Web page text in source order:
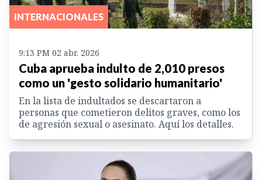
INTERNACIONALES
9:13 PM 02 abr. 2026
Cuba aprueba indulto de 2,010 presos
como un 'gesto solidario humanitario'
En la lista de indultados se descartaron a
personas que cometieron delitos graves, como los
de agresión sexual o asesinato. Aquí los detalles.